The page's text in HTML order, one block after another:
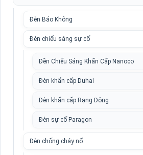
Đèn Báo Không
Đèn chiếu sáng sự cố
Đền Chiếu Sáng Khẩn Cấp Nanoco
Đèn khẩn cấp Duhal
Đèn khẩn cấp Rạng Đông
Đèn sự cố Paragon
Đèn chống cháy nổ